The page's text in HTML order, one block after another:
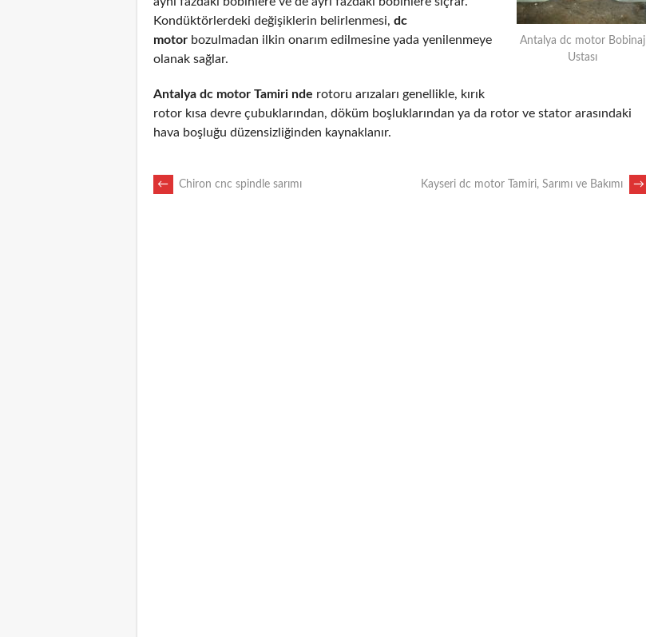
Antalya dc motor Bobinaj
Ustası
Kondüktörlerdeki değişiklerin belirlenmesi, dc
motor bozulmadan ilkin onarım edilmesine yada yenilenmeye
olanak sağlar.
Antalya dc motor Tamiri nde rotoru arızaları genellikle, kırık
rotor kısa devre çubuklarından, döküm boşluklarından ya da rotor ve stator arasındaki
hava boşluğu düzensizliğinden kaynaklanır.
POST
← Chiron cnc spindle sarımı Kayseri dc motor Tamiri, Sarımı ve Bakımı →